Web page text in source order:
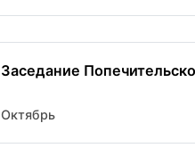
Заседание
Октябрь